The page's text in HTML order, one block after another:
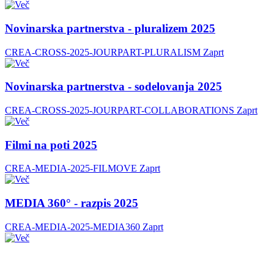
Novinarska partnerstva - pluralizem 2025
CREA-CROSS-2025-JOURPART-PLURALISM Zaprt
Novinarska partnerstva - sodelovanja 2025
CREA-CROSS-2025-JOURPART-COLLABORATIONS Zaprt
Filmi na poti 2025
CREA-MEDIA-2025-FILMOVE Zaprt
MEDIA 360° - razpis 2025
CREA-MEDIA-2025-MEDIA360 Zaprt